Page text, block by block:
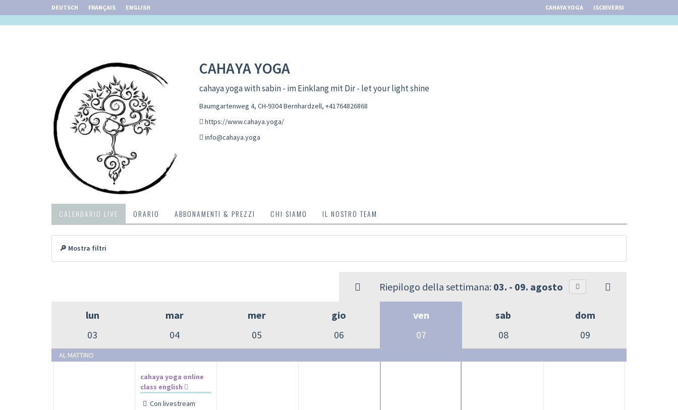
DEUTSCH FRANÇAIS ENGLISH CAHAYA YOGA ISCRIVERSI
CAHAYA YOGA
cahaya yoga with sabin - im Einklang mit Dir - let your light shine
Baumgartenweg 4, CH-9304 Bernhardzell, +41764826868
https://www.cahaya.yoga/
info@cahaya.yoga
CALENDARIO LIVE ORARIO ABBONAMENTI & PREZZI CHI SIAMO IL NOSTRO TEAM
🔎 Mostra filtri
Riepilogo della settimana: 03. - 09. agosto
lun
03
mar
04
mer
05
gio
06
ven
07
sab
08
dom
09
AL MATTINO
cahaya yoga online
class english
Con livestream